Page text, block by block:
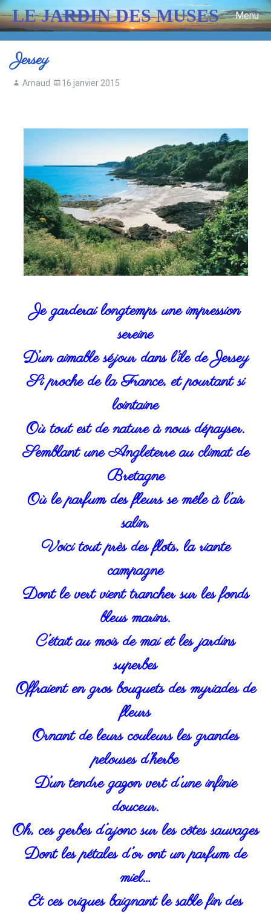
LE JARDIN DES MUSES
Menu
Skip to content
Jersey
Arnaud 16 janvier 2015
Je garderai longtemps une impression
sereine
D’un aimable séjour dans l’île de Jersey
Si proche de la France, et pourtant si
lointaine
Où tout est de nature à nous dépayser.
Semblant une Angleterre au climat de
Bretagne
Où le parfum des fleurs se mêle à l’air
salin,
Voici tout près des flots, la riante
campagne
Dont le vert vient trancher sur les fonds
bleus marins.
C’était au mois de mai et les jardins
superbes
Offraient en gros bouquets des myriades de
fleurs
Ornant de leurs couleurs les grandes
pelouses d’herbe
D’un tendre gazon vert d’une infinie
douceur.
Oh, ces gerbes d’ajonc sur les côtes sauvages
Dont les pétales d’or ont un parfum de
miel…
Et ces criques baignant le sable fin des